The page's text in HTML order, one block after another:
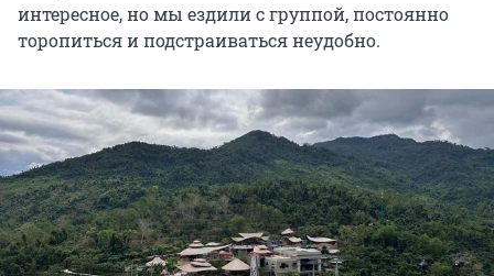
интересное, но мы ездили с группой, постоянно
торопиться и подстраиваться неудобно.